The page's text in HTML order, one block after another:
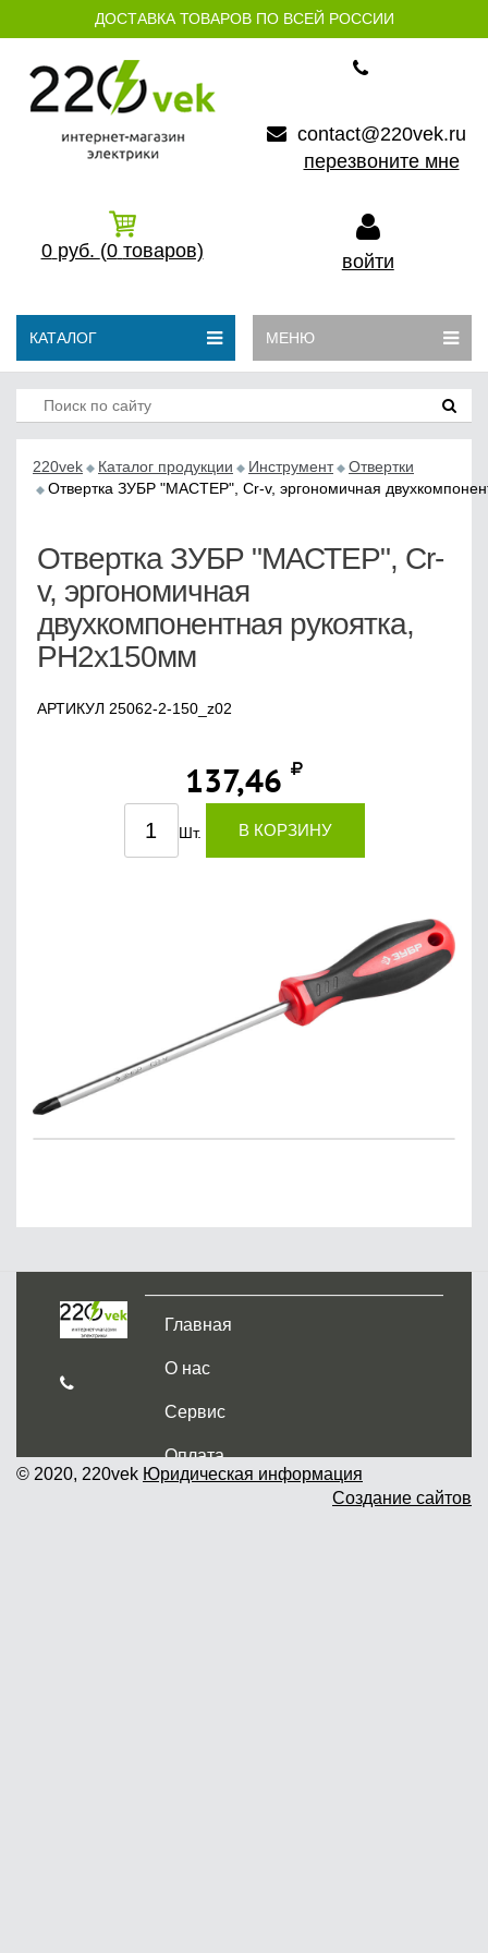
ДОСТАВКА ТОВАРОВ ПО ВСЕЙ РОССИИ
contact@220vek.ru
перезвоните мне
0 руб. (0 товаров) войти
КАТАЛОГ МЕНЮ
220vek Каталог продукции Инструмент
Отвертки
Отвертка ЗУБР "МАСТЕР", Cr-v, эргономичная
Отвертка ЗУБР "МАСТЕР", Cr-
v, эргономичная
двухкомпонентная рукоятка,
PH2x150мм
АРТИКУЛ 25062-2-150_z02
137,46
Шт. В КОРЗИНУ
Главная
О нас
Сервис
Оплата
Доставка и самовывоз
© 2020, 220vek Юридическая информация
Создание сайтов